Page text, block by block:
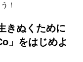
！
きぬくために
」をはじめよ